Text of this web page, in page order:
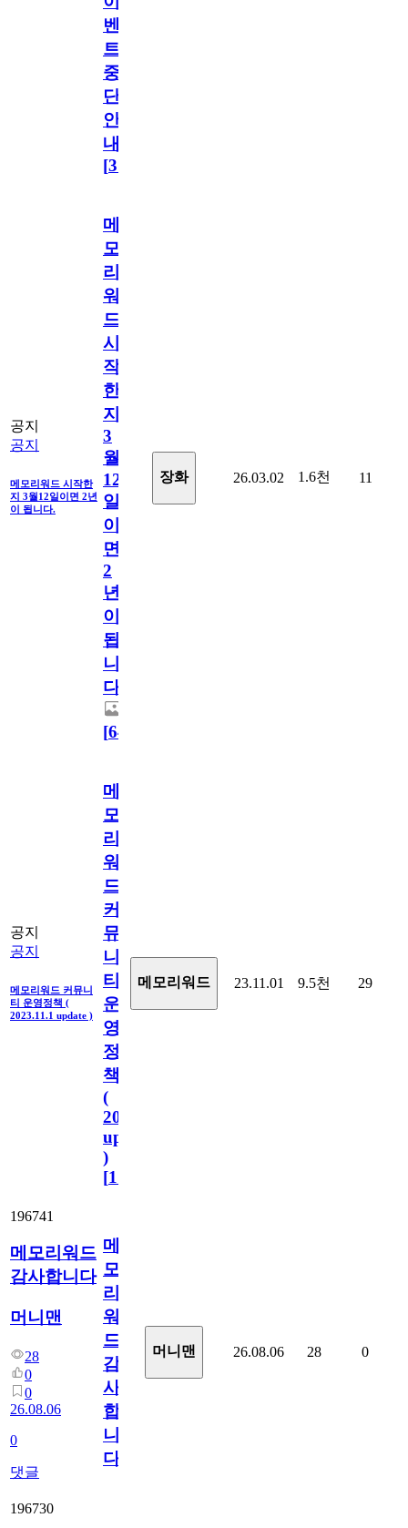
벤
트
중
단
안
내
[31
공지
공지
메모리워드 시작한
지 3월12일이면 2년
이 됩니다.
메
모
리
워
드
시
작
한
지
3
월
12
일
이
면
2
년
이
됩
니
다.
[64
장화 26.03.02 1.6천 11
공지
공지
메모리워드 커뮤니
티 운영정책 (
2023.11.1 update )
메
모
리
워
드
커
뮤
니
티
운
영
정
책
(
2023.11.1
update
)
[110
메모리워드 23.11.01 9.5천 29
196741
메모리워드
감사합니다
머니맨
28
0
0
26.08.06
0
댓글
메
모
리
워
드
감
사
합
니
다
머니맨 26.08.06 28 0
196730